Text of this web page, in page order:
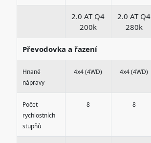
2.0 AT Q4
200k
2.0 AT Q4
280k
Převodovka a řazení
Hnané
nápravy
4x4 (4WD) 4x4 (4WD)
Počet
rychlostních
stupňů
8 8